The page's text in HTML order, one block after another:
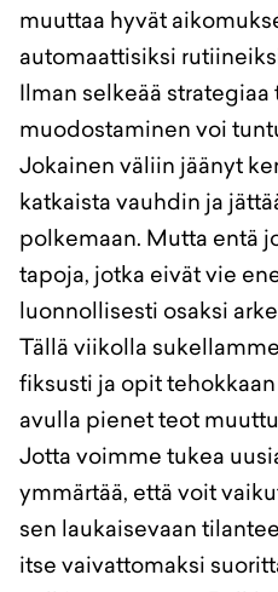
muuttaa hyvät
automaattisiksi
Ilman selkeää strategiaa
muodostaminen voi
Jokainen väliin jäänyt
katkaista vauhdin ja
polkemaan. Mutta entä
tapoja, jotka eivät vie
luonnollisesti osaksi
Tällä viikolla
fiksusti ja opit
avulla pienet teot
Jotta voimme tukea
ymmärtää, että voit
sen laukaisevaan
itse vaivattomaksi